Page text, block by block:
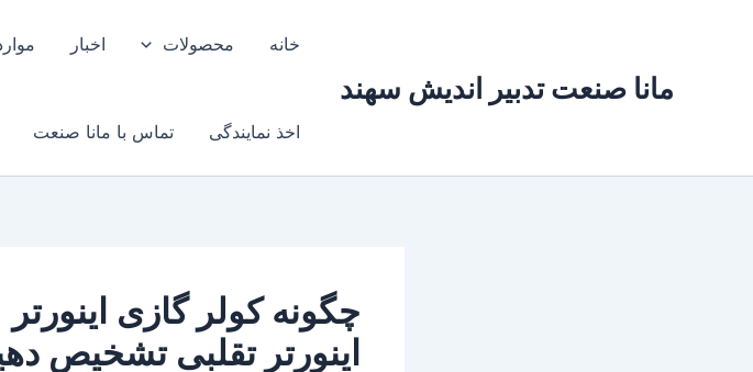
مانا صنعت تدبیر اندیش سهند
خانه محصولات اخبار
اخذ نمایندگی تماس با مانا صنعت
چگونه کولر گازی
اینورتر تقلبی تشخیص